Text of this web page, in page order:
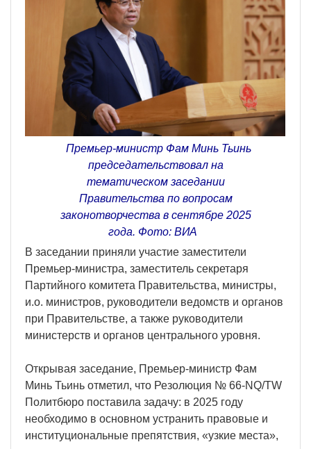
Премьер-министр Фам Минь Тьинь
председательствовал на
тематическом заседании
Правительства по вопросам
законотворчества в сентябре 2025
года. Фото: ВИА
В заседании приняли участие заместители
Премьер-министра, заместитель секретаря
Партийного комитета Правительства, министры,
и.о. министров, руководители ведомств и органов
при Правительстве, а также руководители
министерств и органов центрального уровня.
Открывая заседание, Премьер-министр Фам
Минь Тьинь отметил, что Резолюция № 66-NQ/TW
Политбюро поставила задачу: в 2025 году
необходимо в основном устранить правовые и
институциональные препятствия, «узкие места»,